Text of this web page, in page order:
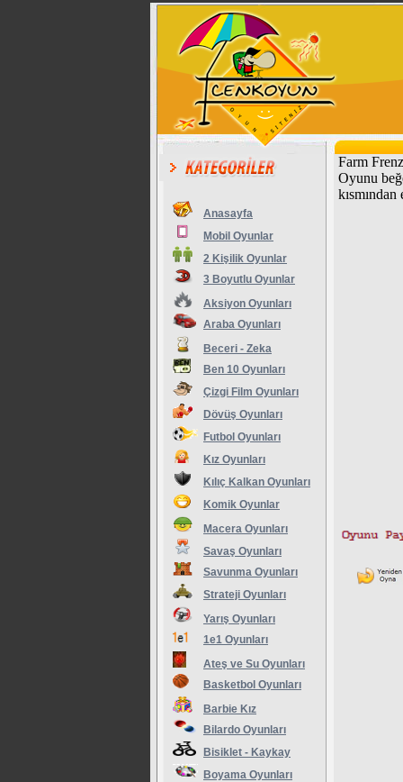
Anasayfa
Mobil Oyunlar
2 Kişilik Oyunlar
3 Boyutlu Oyunlar
Aksiyon Oyunları
Araba Oyunları
Beceri - Zeka
Ben 10 Oyunları
Çizgi Film Oyunları
Dövüş Oyunları
Futbol Oyunları
Kız Oyunları
Kılıç Kalkan Oyunları
Komik Oyunlar
Macera Oyunları
Savaş Oyunları
Savunma Oyunları
Strateji Oyunları
Yarış Oyunları
1e1 Oyunları
Ateş ve Su Oyunları
Basketbol Oyunları
Barbie Kız
Bilardo Oyunları
Bisiklet - Kaykay
Boyama Oyunları
Farm
Oyunu